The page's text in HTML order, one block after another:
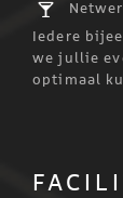
Iedere
we jullie
optimaal